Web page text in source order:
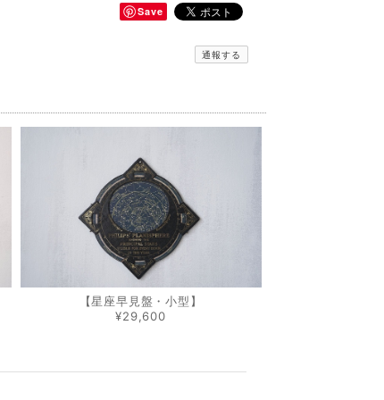
Save
通報する
【星座早見盤・小型】
¥29,600